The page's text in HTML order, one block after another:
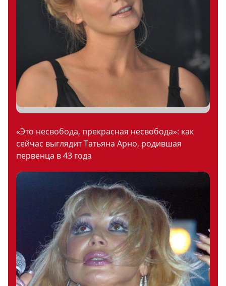
«Это несвобода, прекрасная несвобода»: как
сейчас выглядит Татьяна Арно, родившая
первенца в 43 года